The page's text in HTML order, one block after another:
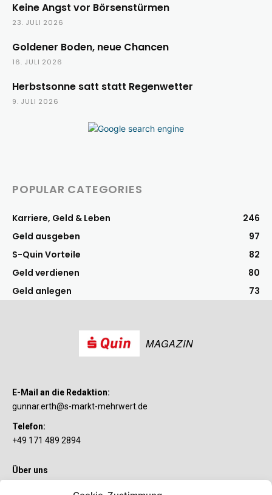
Keine Angst vor Börsenstürmen
23. JULI 2026
Goldener Boden, neue Chancen
16. JULI 2026
Herbstsonne satt statt Regenwetter
9. JULI 2026
POPULAR CATEGORIES
Karriere, Geld & Leben
246
Geld ausgeben
97
S-Quin Vorteile
82
Geld verdienen
80
Geld anlegen
73
MAGAZIN
E-Mail an die Redaktion:
gunnar.erth@s-markt-mehrwert.de
Telefon:
+49 171 489 2894
Über uns